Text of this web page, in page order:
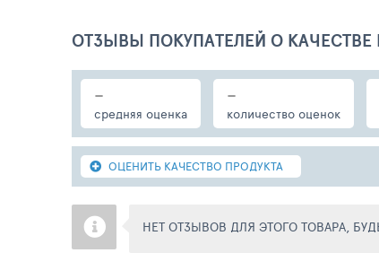
ОТЗЫВЫ ПОКУПАТЕЛЕЙ О КАЧЕСТВЕ
-
средняя оценка
-
количество оценок
ОЦЕНИТЬ КАЧЕСТВО ПРОДУКТА
НЕТ ОТЗЫВОВ ДЛЯ ЭТОГО ТОВАРА,